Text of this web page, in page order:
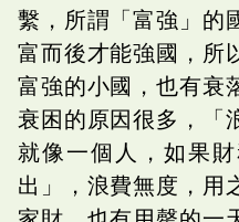
繫，所謂「富強」的
富而後才能強國，所
富強的小國，也有衰
衰困的原因很多，「
就像一個人，如果
出」，浪費無度，用